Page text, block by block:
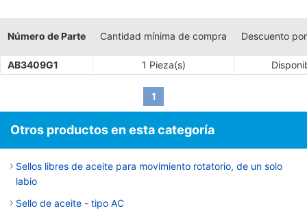
Número de Parte Cantidad mínima de compra Descuento
AB3409G1 1 Pieza(s)
1
Otros productos en esta categoría
Sellos libres de aceite para movimiento rotatorio, de un solo
labio
Sello de aceite - tipo AC